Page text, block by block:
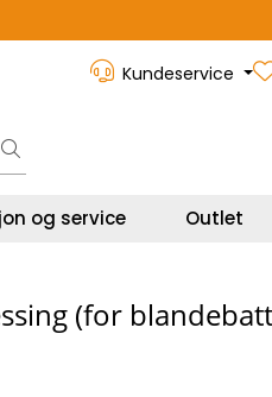
Kundeservice
og service Outlet
(for